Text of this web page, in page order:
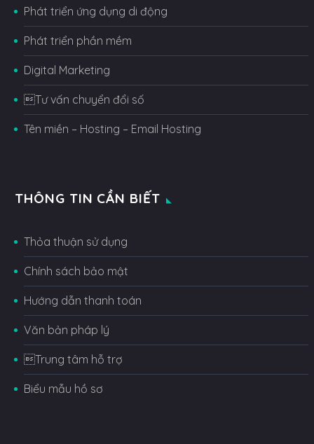
Phát triển ứng dụng di động
Phát triển phần mềm
Digital Marketing
Tư vấn chuyển đổi số
Tên miền – Hosting – Email Hosting
THÔNG TIN CẦN BIẾT
Thỏa thuận sử dụng
Chính sách bảo mật
Hướng dẫn thanh toán
Văn bản pháp lý
Trung tâm hỗ trợ
Biểu mẫu hồ sơ